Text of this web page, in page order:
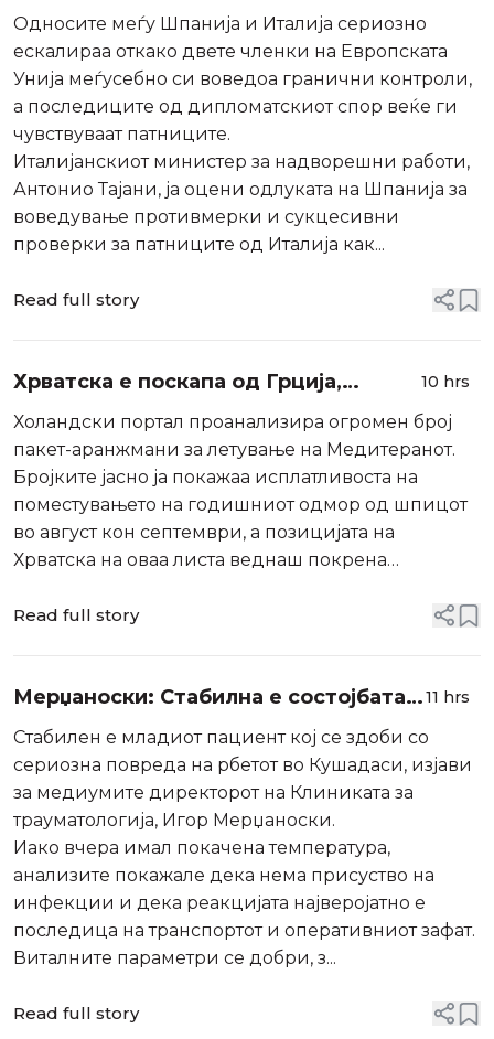
Шпанија и Италија поради
граничните контроли и мигрантите
Односите меѓу Шпанија и Италија сериозно
ескалираа откако двете членки на Европската
Унија меѓусебно си воведоа гранични контроли,
а последиците од дипломатскиот спор веќе ги
чувствуваат патниците.
Италијанскиот министер за надворешни работи,
Антонио Тајани, ја оцени одлуката на Шпанија за
воведување противмерки и сукцесивни
проверки за патниците од Италија как...
Read full story
Хрватска е поскапа од Грција,
Италија, Турција и Шпанија
10 hrs
Холандски портал проанализира огромен број
пакет-аранжмани за летување на Медитеранот.
Бројките јасно ја покажаа исплатливоста на
поместувањето на годишниот одмор од шпицот
во август кон септември, а позицијата на
Хрватска на оваа листа веднаш покрена
може да се заштеди доколку летувањето се
Read full story
Мерџаноски: Стабилна е состојбата
на момчето повредено во Турција,
започната е физикална терапија
11 hrs
Стабилен е младиот пациент кој се здоби со
сериозна повреда на рбетот во Кушадаси, изјави
за медиумите директорот на Клиниката за
трауматологија, Игор Мерџаноски.
Иако вчера имал покачена температура,
анализите покажале дека нема присуство на
инфекции и дека реакцијата најверојатно е
последица на транспортот и оперативниот зафат.
Виталните параметри се добри, з...
Read full story